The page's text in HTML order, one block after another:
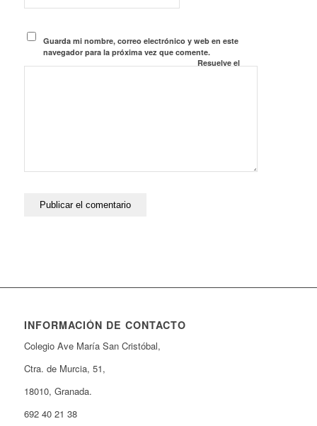
Guarda mi nombre, correo electrónico y web en este
navegador para la próxima vez que comente.
Resuelve el
INFORMACIÓN DE CONTACTO
Colegio Ave María San Cristóbal,
Ctra. de Murcia, 51,
18010, Granada.
692 40 21 38